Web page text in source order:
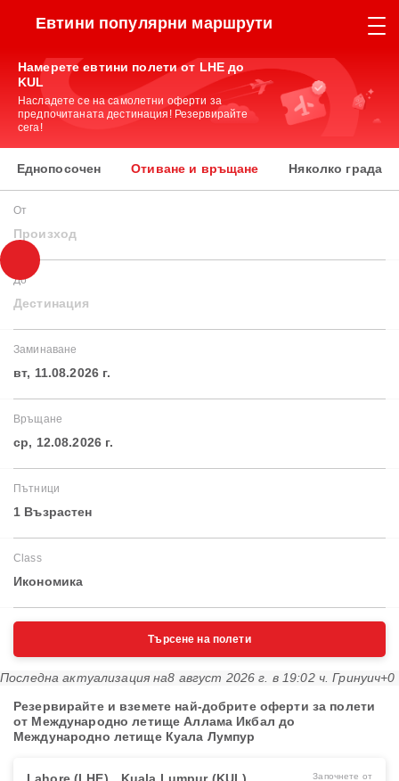
Евтини популярни маршрути
Намерете евтини полети от LHE до
KUL
Насладете се на самолетни оферти за
предпочитаната дестинация! Резервирайте
сега!
Еднопосочен Отиване и връщане Няколко града
От
Произход
До
Дестинация
Заминаване
вт, 11.08.2026 г.
Връщане
ср, 12.08.2026 г.
Пътници
1 Възрастен
Class
Икономика
Търсене на полети
Последна актуализация на8 август 2026 г. в 19:02 ч. Гринуич+0
Резервирайте и вземете най-добрите оферти за полети
от Международно летище Аллама Икбал до
Международно летище Куала Лумпур
Започнете от